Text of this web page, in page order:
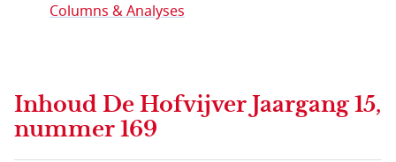
Columns & Analyses
Inhoud De Hofvijver Jaargang 15,
nummer 169